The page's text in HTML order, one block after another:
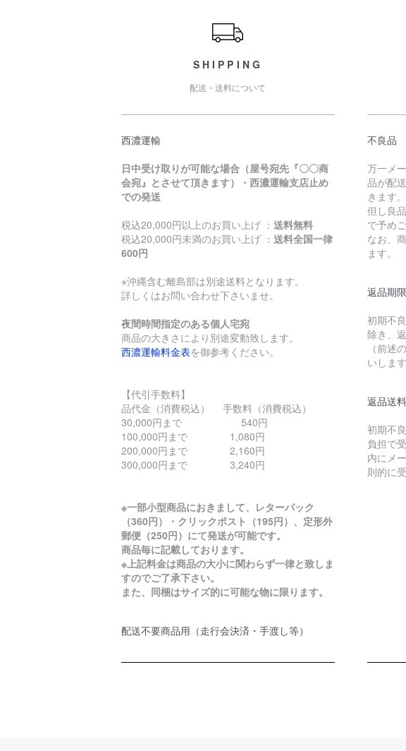
SHIPPING
配送・送料について
西濃運輸
日中受け取りが可能な場合（屋号宛先『〇〇商
会宛』とさせて頂きます）・西濃運輸支店止め
での発送
税込20,000円以上のお買い上げ ： 送料無料
税込20,000円未満のお買い上げ ： 送料全国一律
600円
※沖縄含む離島部は別途送料となります。
詳しくはお問い合わせ下さいませ。
夜間時間指定のある個人宅宛
商品の大きさにより別途変動致します。
西濃運輸料金表を御参考ください。
【代引手数料】
品代金（消費税込） 手数料（消費税込）
30,000円まで 540円
100,000円まで 1,080円
200,000円まで 2,160円
300,000円まで 3,240円
※一部小型商品におきまして、レターパック
（360円）・クリックポスト（195円）、定形外
郵便（250円）にて発送が可能です。
商品毎に記載しております。
※上記料金は商品の大小に関わらず一律と致しま
すのでご了承下さい。
また、同梱はサイズ的に可能な物に限ります。
配送不要商品用（走行会決済・手渡し等）
不良品
万一メ
品が配
きます。
但し良
で予め
なお、
ます。
返品期限
初期不
除き、
（前述
いします
返品送料
初期不
負担で
内にメ
則的に